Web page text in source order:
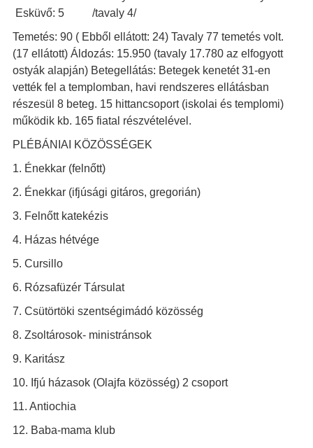
Esküvő: 5 /tavaly 4/
Temetés: 90 ( Ebből ellátott: 24) Tavaly 77 temetés volt.
(17 ellátott) Áldozás: 15.950 (tavaly 17.780 az elfogyott
ostyák alapján) Betegellátás: Betegek kenetét 31-en
vették fel a templomban, havi rendszeres ellátásban
részesül 8 beteg. 15 hittancsoport (iskolai és templomi)
működik kb. 165 fiatal részvételével.
PLÉBÁNIAI KÖZÖSSÉGEK
1. Énekkar (felnőtt)
2. Énekkar (ifjúsági gitáros, gregorián)
3. Felnőtt katekézis
4. Házas hétvége
5. Cursillo
6. Rózsafüzér Társulat
7. Csütörtöki szentségimádó közösség
8. Zsoltárosok- ministránsok
9. Karitász
10. Ifjú házasok (Olajfa közösség) 2 csoport
11. Antiochia
12. Baba-mama klub